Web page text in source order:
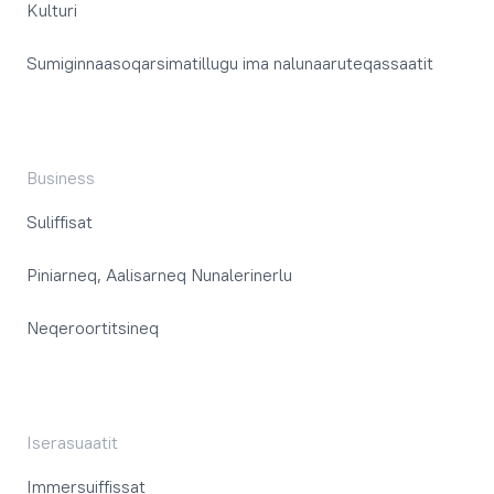
Kulturi
Sumiginnaasoqarsimatillugu ima nalunaaruteqassaatit
Business
Suliffisat
Piniarneq, Aalisarneq Nunalerinerlu
Neqeroortitsineq
Iserasuaatit
Immersuiffissat